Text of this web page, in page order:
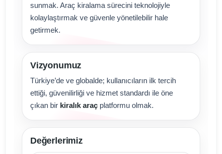
sunmak. Araç kiralama sürecini teknolojiyle
kolaylaştırmak ve güvenle yönetilebilir hale
getirmek.
Vizyonumuz
Türkiye’de ve globalde; kullanıcıların ilk tercih
ettiği, güvenilirliği ve hizmet standardı ile öne
çıkan bir kiralık araç platformu olmak.
Değerlerimiz